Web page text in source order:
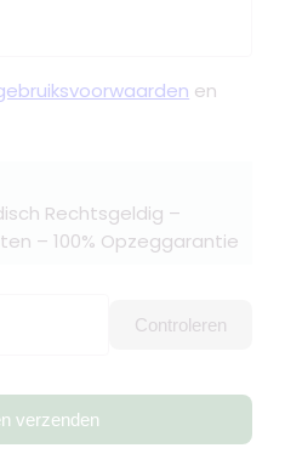
en
Rechtsgeldig –
– 100% Opzeggarantie
Controleren
verzenden